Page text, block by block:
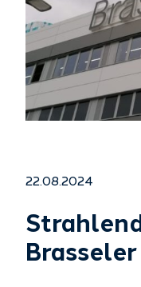
22.08.2024